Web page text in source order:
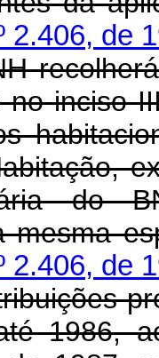
2.406, de
à
no inciso
do
mesma
2.406, de
1986,